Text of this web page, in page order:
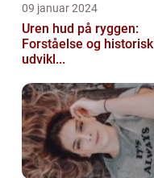
09 januar 2024
Uren hud på ryggen:
Forståelse og historisk
udvikl...